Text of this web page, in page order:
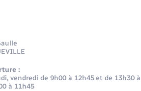
:
vendredi de 9h00 à 12h45 et de 13h30
à 11h45